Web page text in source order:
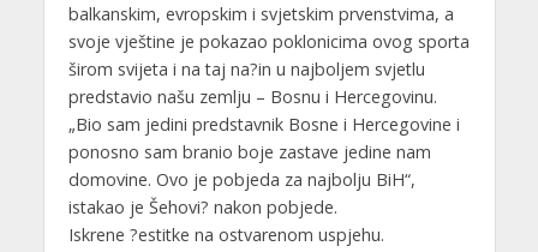
balkanskim, evropskim i svjetskim prvenstvima, a
svoje vještine je pokazao poklonicima ovog sporta
širom svijeta i na taj na?in u najboljem svjetlu
predstavio našu zemlju – Bosnu i Hercegovinu.
„Bio sam jedini predstavnik Bosne i Hercegovine i
ponosno sam branio boje zastave jedine nam
domovine. Ovo je pobjeda za najbolju BiH“,
istakao je Šehovi? nakon pobjede.
Iskrene ?estitke na ostvarenom uspjehu.